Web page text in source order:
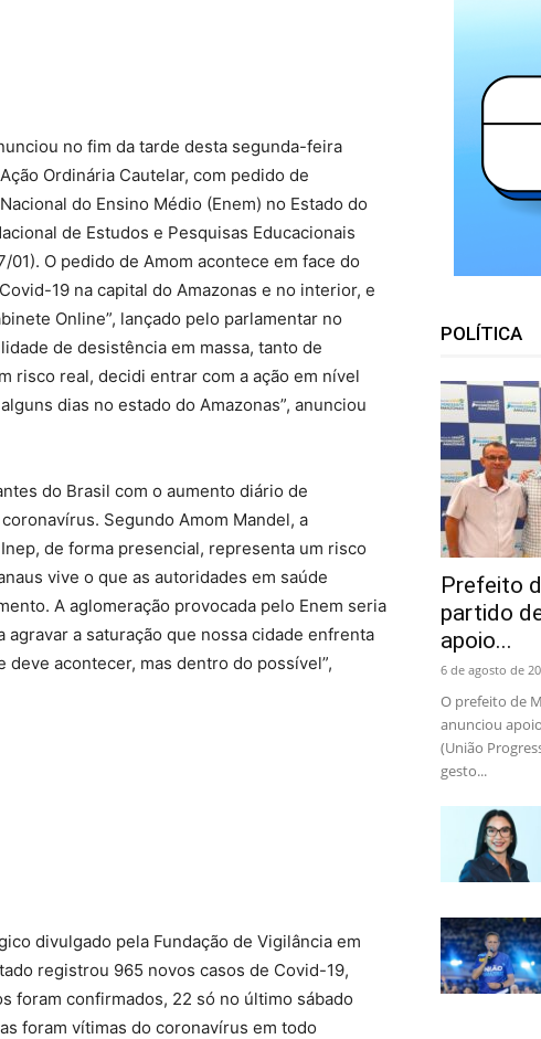
no fim da tarde desta segunda-feira
Ordinária Cautelar, com pedido de
do Ensino Médio (Enem) no Estado do
de Estudos e Pesquisas Educacionais
O pedido de Amom acontece em face do
19 na capital do Amazonas e no interior, e
Online”, lançado pelo parlamentar no
de desistência em massa, tanto de
risco real, decidi entrar com a ação em nível
dias no estado do Amazonas”, anunciou
do Brasil com o aumento diário de
Segundo Amom Mandel, a
de forma presencial, representa um risco
vive o que as autoridades em saúde
A aglomeração provocada pelo Enem seria
a saturação que nossa cidade enfrenta
acontecer, mas dentro do possível”,
divulgado pela Fundação de Vigilância em
registrou 965 novos casos de Covid-19,
foram confirmados, 22 só no último sábado
foram vítimas do coronavírus em todo
POLÍTICA
Prefeito
partido
apoio...
6 de agosto de
O prefeito de
anunciou
(União
gesto...